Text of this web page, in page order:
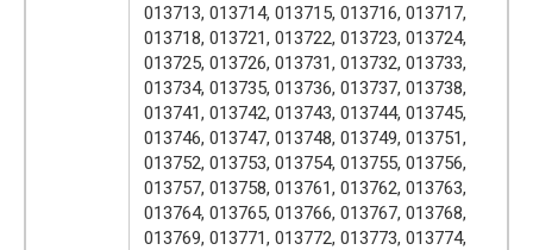
013713, 013714, 013715, 013716, 013717,
013718, 013721, 013722, 013723, 013724,
013725, 013726, 013731, 013732, 013733,
013734, 013735, 013736, 013737, 013738,
013741, 013742, 013743, 013744, 013745,
013746, 013747, 013748, 013749, 013751,
013752, 013753, 013754, 013755, 013756,
013757, 013758, 013761, 013762, 013763,
013764, 013765, 013766, 013767, 013768,
013769, 013771, 013772, 013773, 013774,